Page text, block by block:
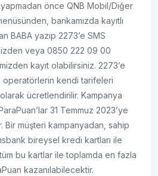
önce QNB Mobil/Diğer
bankamızda kayıtlı
BABA yazıp 2273’e SMS
veya 0850 222 09 00
kayıt olabilirsiniz. 2273’e
kendi tarifeleri
ücretlendirilir. Kampanya
31 Temmuz 2023’ye
Bir müşteri kampanyadan, sahip
bireysel kredi kartları ile
bu kartlar ile toplamda en fazla
kazanılabilecektir.